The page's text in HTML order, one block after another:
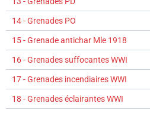
14 - Grenades PO
15 - Grenade antichar Mle 1918
16 - Grenades suffocantes WWI
17 - Grenades incendiaires WWI
18 - Grenades éclairantes WWI